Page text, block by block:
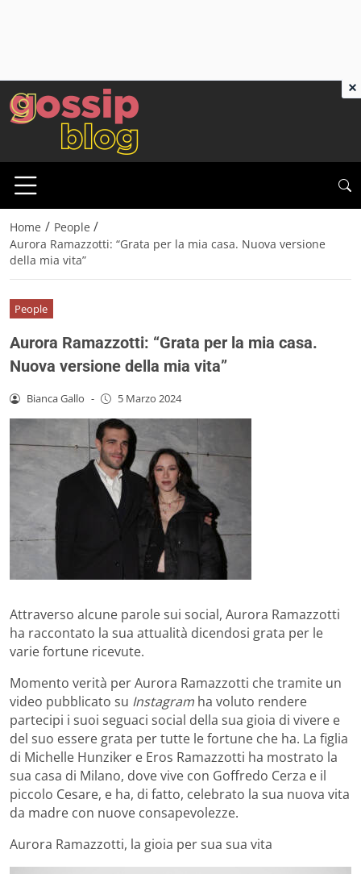
Home / People /
Aurora Ramazzotti: “Grata per la mia casa. Nuova versione
della mia vita”
People
Aurora Ramazzotti: “Grata per la mia casa.
Nuova versione della mia vita”
Bianca Gallo - 5 Marzo 2024
Attraverso alcune parole sui social, Aurora Ramazzotti
ha raccontato la sua attualità dicendosi grata per le
varie fortune ricevute.
Momento verità per Aurora Ramazzotti che tramite un
video pubblicato su Instagram ha voluto rendere
partecipi i suoi seguaci social della sua gioia di vivere e
del suo essere grata per tutte le fortune che ha. La figlia
di Michelle Hunziker e Eros Ramazzotti ha mostrato la
sua casa di Milano, dove vive con Goffredo Cerza e il
piccolo Cesare, e ha, di fatto, celebrato la sua nuova vita
da madre con nuove consapevolezze.
Aurora Ramazzotti, la gioia per sua sua vita
×